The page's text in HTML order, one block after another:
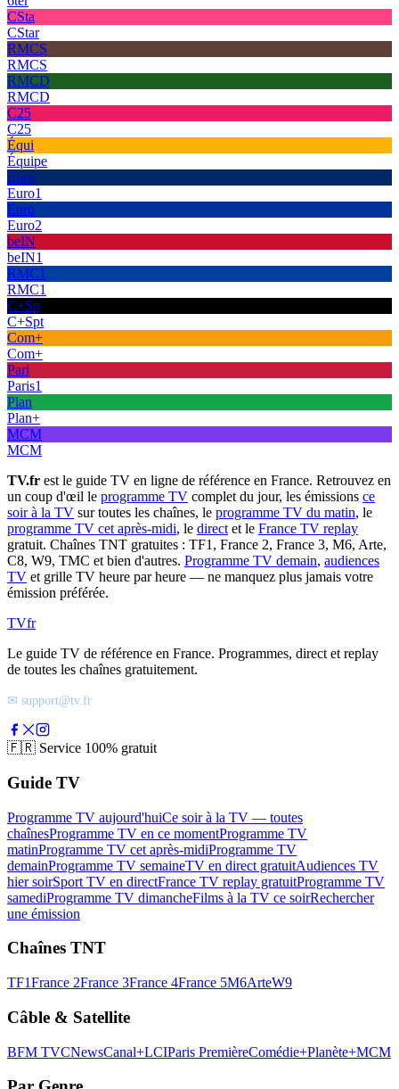
CSta
CStar
RMCS
RMCS
RMCD
RMCD
C25
C25
Équi
Équipe
Euro
Euro1
Euro
Euro2
beIN
beIN1
RMC1
RMC1
C+Sp
C+Spt
Com+
Com+
Pari
Paris1
Plan
Plan+
MCM
MCM
TV.fr est le guide TV en ligne de référence en France. Retrouvez en
un coup d'œil le programme TV complet du jour, les émissions ce
soir à la TV sur toutes les chaînes, le programme TV du matin, le
programme TV cet après-midi, le direct et le France TV replay
gratuit. Chaînes TNT gratuites : TF1, France 2, France 3, M6, Arte,
C8, W9, TMC et bien d'autres. Programme TV demain, audiences
TV et grille TV heure par heure — ne manquez plus jamais votre
émission préférée.
TVfr
Le guide TV de référence en France. Programmes, direct et replay
de toutes les chaînes gratuitement.
✉ support@tv.fr
🇫🇷 Service 100% gratuit
Guide TV
Programme TV aujourd'huiCe soir à la TV — toutes
chaînesProgramme TV en ce momentProgramme TV
matinProgramme TV cet après-midiProgramme TV
demainProgramme TV semaineTV en direct gratuitAudiences TV
hier soirSport TV en directFrance TV replay gratuitProgramme TV
samediProgramme TV dimancheFilms à la TV ce soirRechercher
une émission
Chaînes TNT
TF1France 2France 3France 4France 5M6ArteW9
Câble & Satellite
BFM TVCNewsCanal+LCIParis PremièreComédie+Planète+MCM